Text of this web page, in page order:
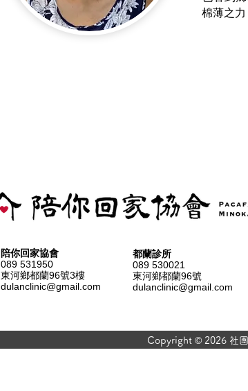
棉薄之力
陪你回家協會
089 531950
東河鄉都蘭96號3樓
dulanclinic@gmail.com
都蘭診所
089 530021
東河鄉都蘭96號
dulanclinic@gmail.com
Copyright © 2026 社